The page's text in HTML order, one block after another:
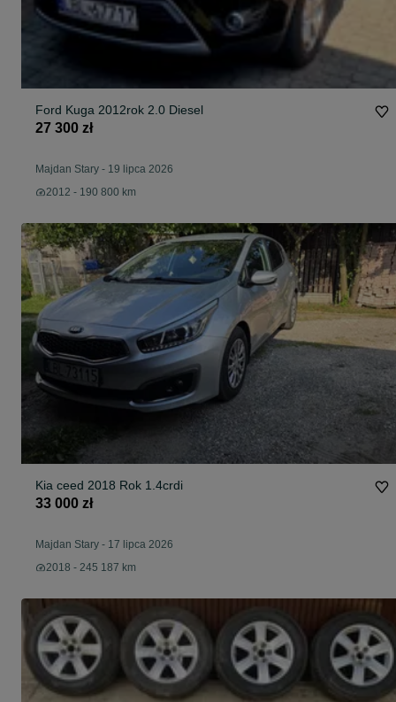
Ford Kuga 2012rok 2.0 Diesel
27 300 zł
Majdan Stary - 19 lipca 2026
2012 - 190 800 km
Kia ceed 2018 Rok 1.4crdi
33 000 zł
Majdan Stary - 17 lipca 2026
2018 - 245 187 km